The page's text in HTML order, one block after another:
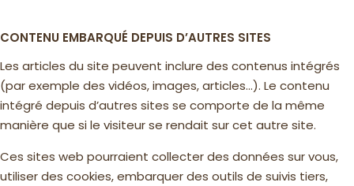
CONTENU EMBARQUÉ DEPUIS D’AUTRES SITES
Les articles du site peuvent inclure des contenus intégrés
(par exemple des vidéos, images, articles…). Le contenu
intégré depuis d’autres sites se comporte de la même
manière que si le visiteur se rendait sur cet autre site.
Ces sites web pourraient collecter des données sur vous,
utiliser des cookies, embarquer des outils de suivis tiers,